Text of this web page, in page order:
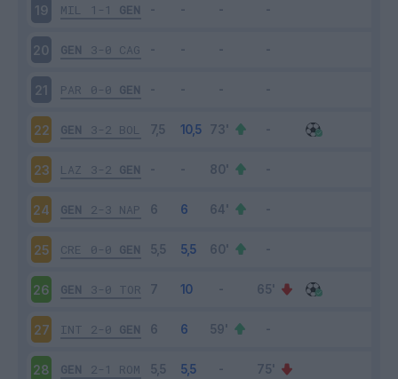
19 MIL 1-1 GEN
20 GEN 3-0 CAG
21 PAR 0-0 GEN
22 GEN 3-2 BOL
23 LAZ 3-2 GEN
24 GEN 2-3 NAP
25 CRE 0-0 GEN
26 GEN 3-0 TOR
27 INT 2-0 GEN
28 GEN 2-1 ROM